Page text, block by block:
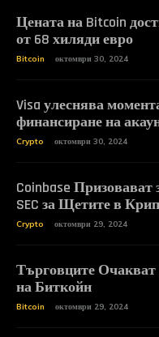
Цената на Bitcoin
от 68 хиляди евро
Bitcoin октомври 30, 2024
Visa улеснява
финансиране на
Crypto октомври 30, 2024
Coinbase Призовават
SEC за Щетите в
Crypto октомври 29, 2024
Търговците
на Биткойн
Bitcoin октомври 29, 2024